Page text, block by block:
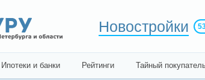
Новостройки
Ипотеки и банки Рейтинги Тайный